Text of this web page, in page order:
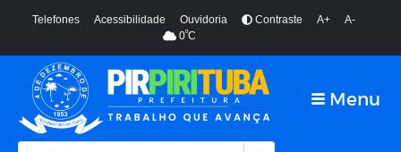
Telefones Acessibilidade Ouvidoria Contraste A+
A-
0ºC
Menu